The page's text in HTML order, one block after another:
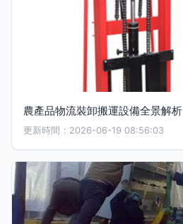
農產品物流裝卸搬運設備全景解析
更新時間：2026-06-19 08:56:03